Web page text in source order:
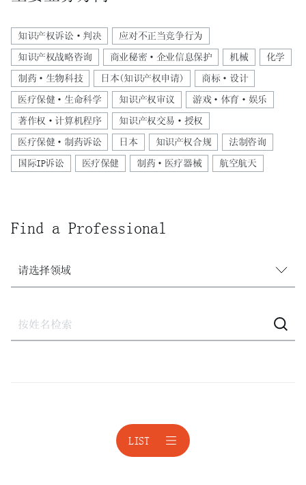
知识产权诉讼·判决 应对不正当竞争行为
知识产权战略咨询 商业秘密·企业信息保护 机械 化学
制药·生物科技 日本(知识产权申请) 商标·设计
医疗保健·生命科学 知识产权审议 游戏·体育·娱乐
著作权·计算机程序 知识产权交易·授权
医疗保健·制药诉讼 日本 知识产权合规 法制咨询
国际IP诉讼 医疗保健 制药·医疗器械 航空航天
Find a Professional
请选择领域
建设
LIST